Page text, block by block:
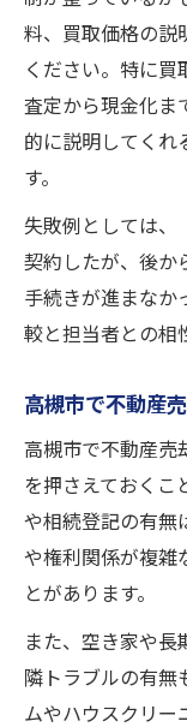
料、買取価格の説
ください。特に買
査定から現金化ま
的に説明してくれ
す。
失敗例としては、
契約したが、後か
手続きが進まなか
較と担当者との相
高槻市で不動産
高槻市で不動産売
を押さえておくこ
や相続登記の有無
や権利関係が複雑
とがあります。
また、空き家や長
隣トラブルの有無
ムやハウスクリー